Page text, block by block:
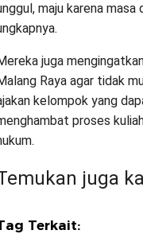
maju karena masa
juga
Raya agar tidak
kelompok yang
proses
juga
Terkait: